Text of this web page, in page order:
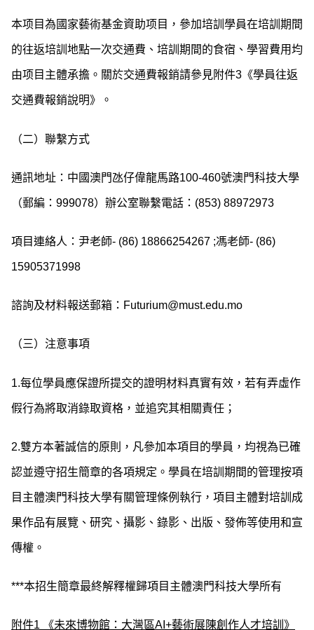
本项目為國家藝術基金資助项目，參加培訓學員在培訓期間
的往返培訓地點一次交通費、培訓期間的食宿、學習費用均
由项目主體承擔。關於交通費報銷請參見附件3《學員往返
交通費報銷說明》。
（二）聯繫方式
通訊地址：中國澳門氹仔偉龍馬路100-460號澳門科技大學
（郵編：999078）辦公室聯繫電話：(853) 88972973
項目連絡人：尹老師- (86) 18866254267 ;馮老師- (86)
15905371998
諮詢及材料報送郵箱：Futurium@must.edu.mo
（三）注意事項
1.每位學員應保證所提交的證明材料真實有效，若有弄虛作
假行為將取消錄取資格，並追究其相關責任；
2.雙方本著誠信的原則，凡參加本項目的學員，均視為已確
認並遵守招生簡章的各項規定。學員在培訓期間的管理按項
目主體澳門科技大學有關管理條例執行，項目主體對培訓成
果作品有展覽、研究、攝影、錄影、出版、發佈等使用和宣
傳權。
***本招生簡章最終解釋權歸項目主體澳門科技大學所有
附件1 《未來博物館：大灣區AI+藝術展陳創作人才培訓》